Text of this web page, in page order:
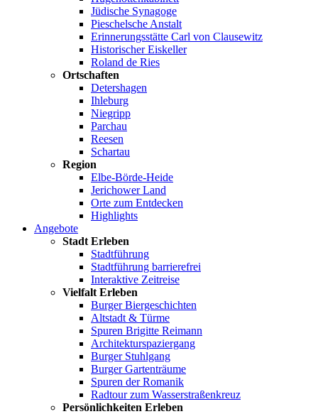
Jüdische Synagoge
Pieschelsche Anstalt
Erinnerungsstätte Carl von Clausewitz
Historischer Eiskeller
Roland de Ries
Ortschaften
Detershagen
Ihleburg
Niegripp
Parchau
Reesen
Schartau
Region
Elbe-Börde-Heide
Jerichower Land
Orte zum Entdecken
Highlights
Angebote
Stadt Erleben
Stadtführung
Stadtführung barrierefrei
Interaktive Zeitreise
Vielfalt Erleben
Burger Biergeschichten
Altstadt & Türme
Spuren Brigitte Reimann
Architekturspaziergang
Burger Stuhlgang
Burger Gartenträume
Spuren der Romanik
Radtour zum Wasserstraßenkreuz
Persönlichkeiten Erleben